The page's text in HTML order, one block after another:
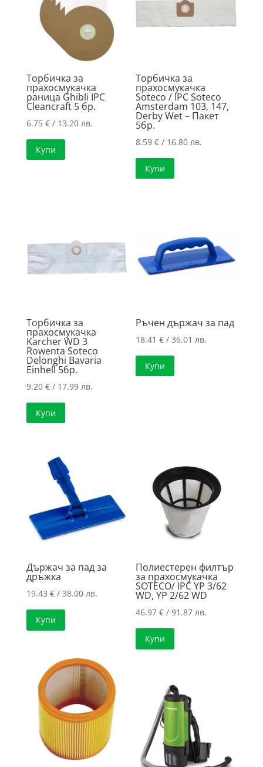
high
Торбичка за
прахосмукачка
раница Ghibli IPC
Cleancraft 5 бр.
6.75 €/ 13.20 лв.
Купи
Торбичка за
прахосмукачка
Soteco / IPC Soteco
Amsterdam 103, 147,
Derby Wet – Пакет
5бр.
8.59€ / 16.80 лв.
Купи
Торбичка за
прахосмукачка
Karcher WD 3
Rowenta Soteco
Delonghi Bavaria
Einhell 5бр.
9.20 €/ 17.99 лв.
Купи
Ръчен държач за пад
18.41€ / 36.01 лв.
Купи
Държач за пад за
дръжка
19.43 €/ 38.00 лв.
Купи
Полиестерен филтър
за прахосмукачка
SOTECO/ IPC YP 3/62
WD, YP 2/62 WD
46.97€ / 91.87 лв.
Купи